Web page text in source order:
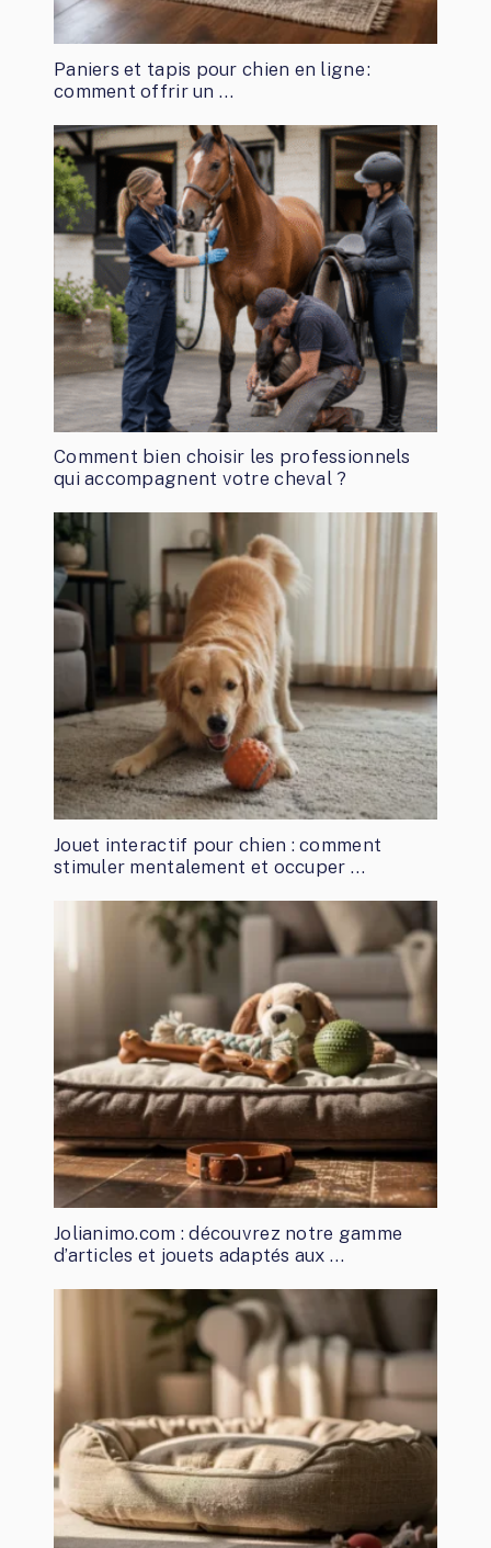
Paniers et tapis pour chien en ligne :
comment offrir un …
Comment bien choisir les professionnels
qui accompagnent votre cheval ?
Jouet interactif pour chien : comment
stimuler mentalement et occuper …
Jolianimo.com : découvrez notre gamme
d’articles et jouets adaptés aux …